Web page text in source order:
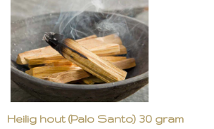
Heilig hout (Palo Santo) 30 gram